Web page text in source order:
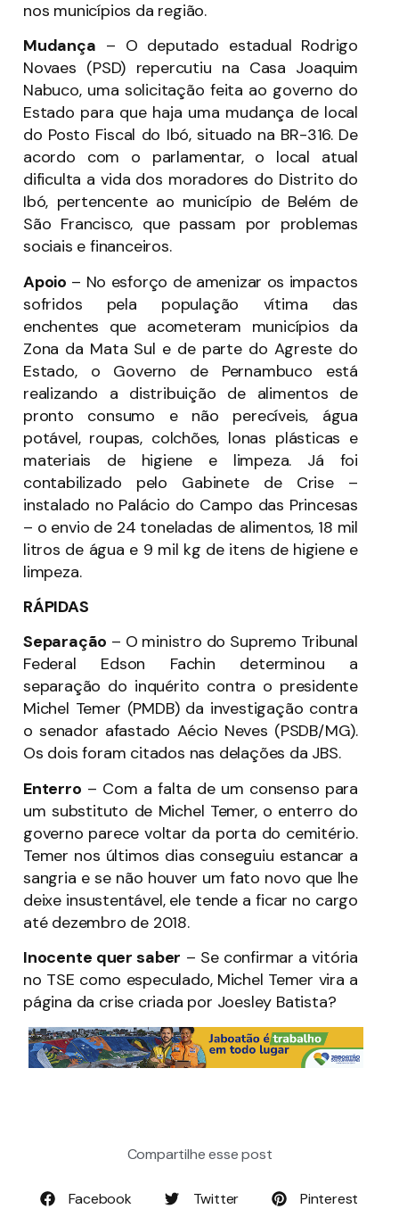
nos municípios da região.
Mudança – O deputado estadual Rodrigo
Novaes (PSD) repercutiu na Casa Joaquim
Nabuco, uma solicitação feita ao governo do
Estado para que haja uma mudança de local
do Posto Fiscal do Ibó, situado na BR-316. De
acordo com o parlamentar, o local atual
dificulta a vida dos moradores do Distrito do
Ibó, pertencente ao município de Belém de
São Francisco, que passam por problemas
sociais e financeiros.
Apoio – No esforço de amenizar os impactos
sofridos pela população vítima das
enchentes que acometeram municípios da
Zona da Mata Sul e de parte do Agreste do
Estado, o Governo de Pernambuco está
realizando a distribuição de alimentos de
pronto consumo e não perecíveis, água
potável, roupas, colchões, lonas plásticas e
materiais de higiene e limpeza. Já foi
contabilizado pelo Gabinete de Crise –
instalado no Palácio do Campo das Princesas
– o envio de 24 toneladas de alimentos, 18 mil
litros de água e 9 mil kg de itens de higiene e
limpeza.
RÁPIDAS
Separação – O ministro do Supremo Tribunal
Federal Edson Fachin determinou a
separação do inquérito contra o presidente
Michel Temer (PMDB) da investigação contra
o senador afastado Aécio Neves (PSDB­/MG).
Os dois foram citados nas delações da JBS.
Enterro – Com a falta de um consenso para
um substituto de Michel Temer, o enterro do
governo parece voltar da porta do cemitério.
Temer nos últimos dias conseguiu estancar a
sangria e se não houver um fato novo que lhe
deixe insustentável, ele tende a ficar no cargo
até dezembro de 2018.
Inocente quer saber – Se confirmar a vitória
no TSE como especulado, Michel Temer vira a
página da crise criada por Joesley Batista?
Compartilhe esse post
Facebook Twitter
Pinterest